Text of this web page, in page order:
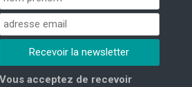
Vous acceptez de recevoir